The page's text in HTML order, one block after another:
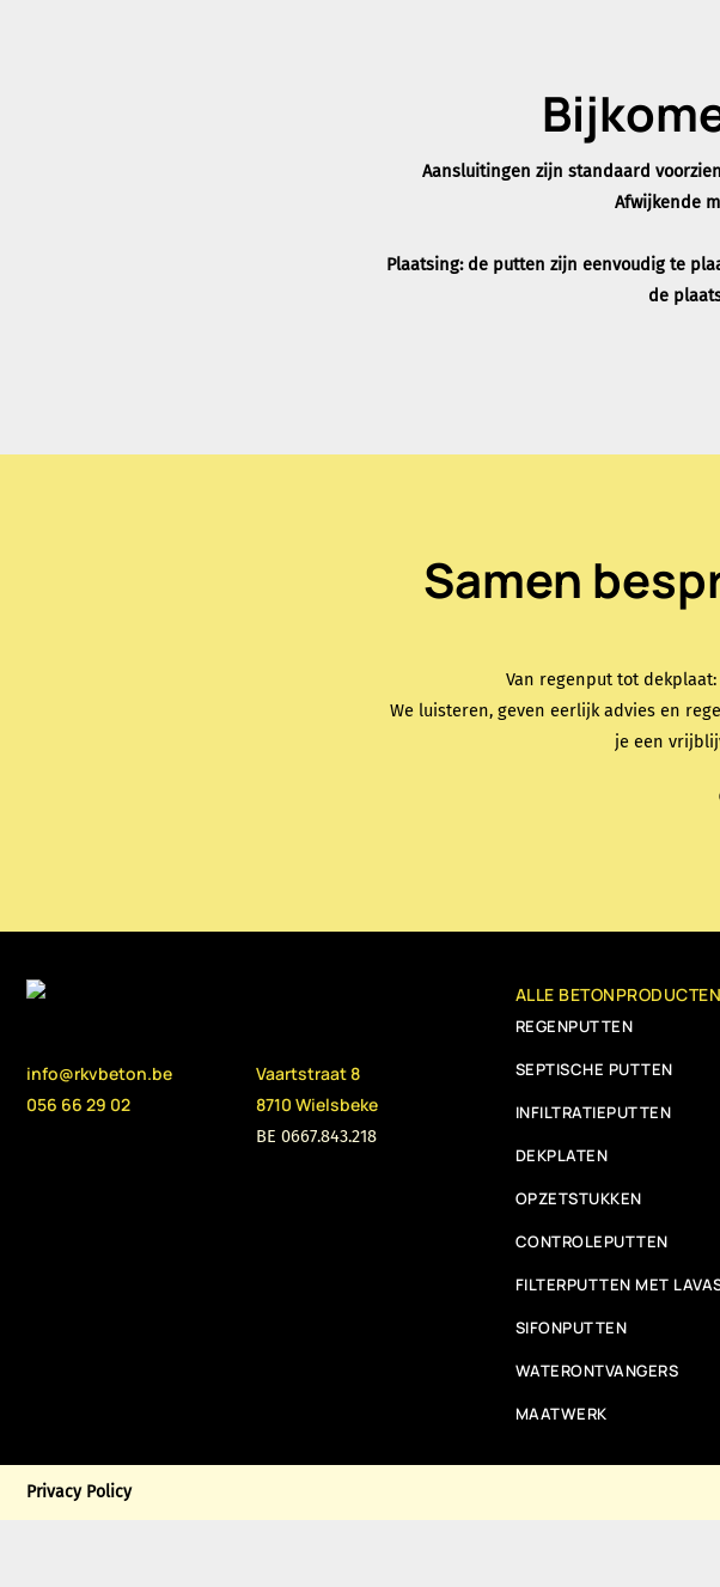
Aansluitingen zijn standaard
Afwijkende
Plaatsing: de putten zijn eenvoudig te
de
Samen
Van regenput tot
We luisteren, geven eerlijk advies en
je een
ALLE BETONPRODUCTEN
REGENPUTTEN
SEPTISCHE PUTTEN
INFILTRATIEPUTTEN
DEKPLATEN
OPZETSTUKKEN
CONTROLEPUTTEN
FILTERPUTTEN MET
SIFONPUTTEN
WATERONTVANGERS
MAATWERK
info@rkvbeton.be
056 66 29 02
Vaartstraat 8
8710 Wielsbeke
BE 0667.843.218
Privacy Policy